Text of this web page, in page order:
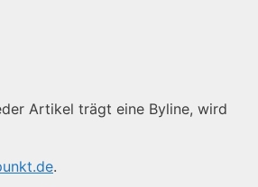
Artikel trägt eine Byline, wird
.